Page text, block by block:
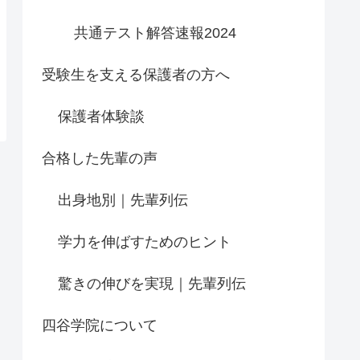
共通テスト解答速報2024
受験生を支える保護者の方へ
保護者体験談
合格した先輩の声
出身地別｜先輩列伝
学力を伸ばすためのヒント
驚きの伸びを実現｜先輩列伝
四谷学院について